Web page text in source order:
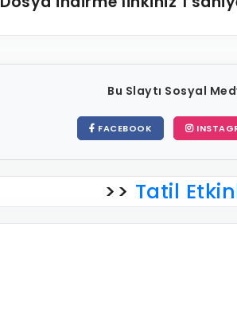
Bu Slaytı Sosyal
FACEBOOK
>> Tatil